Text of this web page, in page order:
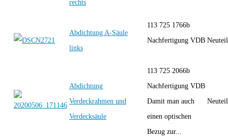
rechts
Abdichtung A-Säule
links
113 725 1766b
Nachfertigung VDB
Abdichtung
Verdeckrahmen und
Verdecksäule
113 725 2066b
Nachfertigung VDB
Damit man auch
einen optischen
Bezug zur...